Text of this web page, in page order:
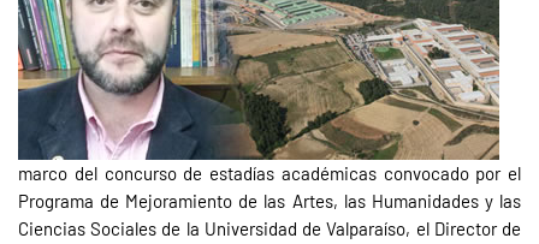
marco del concurso de estadías académicas convocado por el
Programa de Mejoramiento de las Artes, las Humanidades y las
Ciencias Sociales de la Universidad de Valparaíso, el Director de